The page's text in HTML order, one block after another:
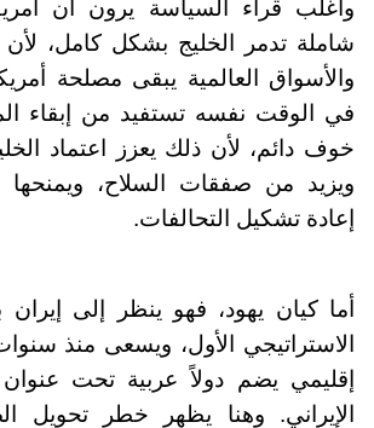
وأغلب قراء السياسة يرون أن
شاملة تدمر الخليج بشكل كامل، لأن
والأسواق العالمية يبقى مصلحة
في الوقت نفسه تستفيد من إبقاء
خوف دائم، لأن ذلك يعزز اعتماد
ويزيد من صفقات السلاح، ويمنحها
إعادة تشكيل التحالفات.
أما كيان يهود، فهو ينظر إلى إيران
الاستراتيجي الأول، ويسعى منذ
إقليمي يضم دولاً عربية تحت
الإيراني. وهنا يظهر خطر تحويل